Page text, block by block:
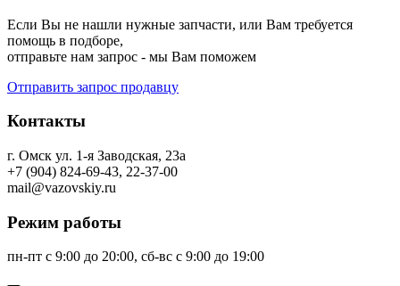
Если Вы не нашли нужные запчасти, или Вам требуется
помощь в подборе,
отправьте нам запрос - мы Вам поможем
Отправить запрос продавцу
Контакты
г. Омск ул. 1-я Заводская, 23а
+7 (904) 824-69-43, 22-37-00
mail@vazovskiy.ru
Режим работы
пн-пт с 9:00 до 20:00, сб-вс с 9:00 до 19:00